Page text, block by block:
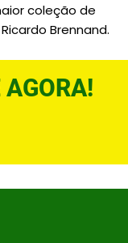
coleção de
Brennand.
AGORA!